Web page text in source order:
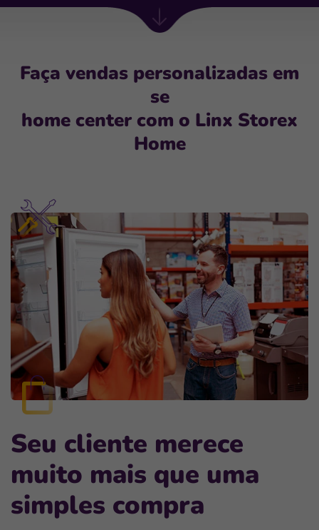
Faça vendas personalizadas em
se
home center com o Linx Storex
Home
Seu cliente merece
muito mais que uma
simples compra
Próxima